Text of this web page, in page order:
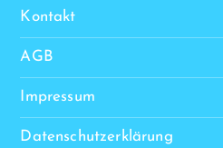
Kontakt
AGB
Impressum
Datenschutzerklärung